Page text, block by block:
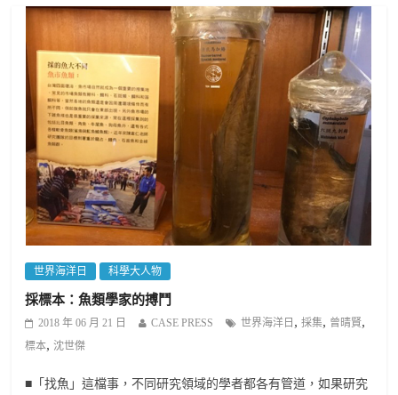
世界海洋日 科學大人物
採標本：魚類學家的搏鬥
2018 年 06 月 21 日 CASE PRESS 世界海洋日 ,採集, 曾晴賢,
標本, 沈世傑
■「找魚」這檔事，不同研究領域的學者都各有管道，如果研究